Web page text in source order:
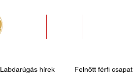
Labdarúgás hírek Felnőtt férfi csapat